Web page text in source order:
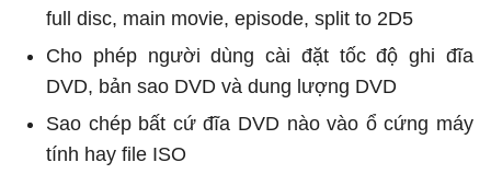
full disc, main movie, episode, split to 2D5
Cho phép người dùng cài đặt tốc độ ghi đĩa
DVD, bản sao DVD và dung lượng DVD
Sao chép bất cứ đĩa DVD nào vào ổ cứng máy
tính hay file ISO